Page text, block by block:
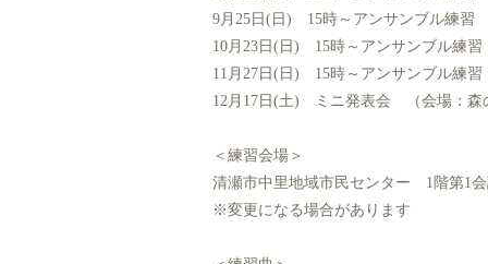
9月25日(日) 15時～アンサンブル練習
10月23日(日) 15時～アンサンブル練習
11月27日(日) 15時～アンサンブル練習
12月17日(土) ミニ発表会 （会場：森
＜練習会場＞
清瀬市中里地域市民センター 1階第1
※変更になる場合があります